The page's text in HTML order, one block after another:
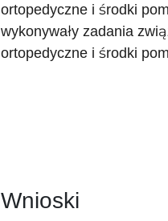
ortopedyczne i środki
wykonywały zadania
ortopedyczne i środki
Wnioski